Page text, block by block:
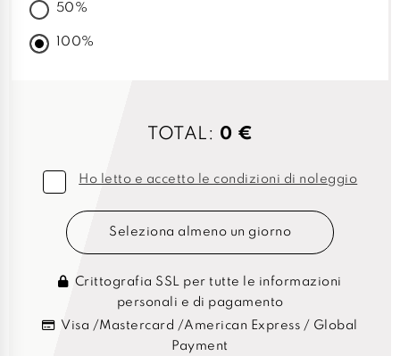
50%
100%
TOTAL: 0 €
Ho letto e accetto le condizioni di noleggio
Seleziona almeno un giorno
Crittografia SSL per tutte le informazioni
personali e di pagamento
Visa /Mastercard /American Express / Global
Payment